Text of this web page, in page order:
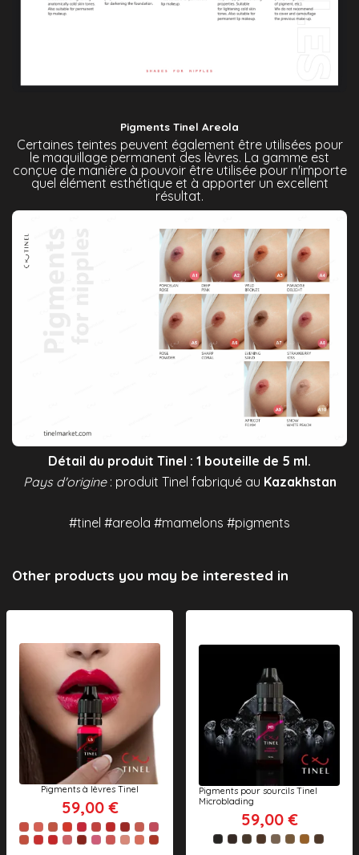
Pigments Tinel Areola
Certaines teintes peuvent également être utilisées pour
le maquillage permanent des lèvres. La gamme est
conçue de manière à pouvoir être utilisée pour n'importe
quel élément esthétique et à apporter un excellent
résultat.
Détail du produit Tinel : 1 bouteille de 5 ml.
Pays d'origine: produit Tinel fabriqué au Kazakhstan
#tinel #areola #mamelons #pigments
Other products you may be interested in
Pigments à lèvres Tinel
59,00 €
Pigments pour sourcils Tinel
Microblading
59,00 €